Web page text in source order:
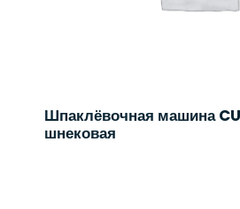
Шпаклёвочная машина
шнековая